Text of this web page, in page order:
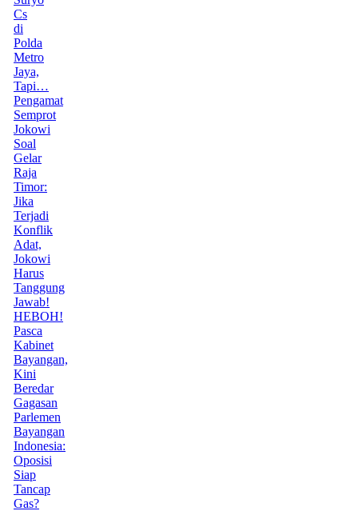
Cs
di
Polda
Metro
Jaya,
Tapi…
Pengamat
Semprot
Jokowi
Soal
Gelar
Raja
Timor:
Jika
Terjadi
Konflik
Adat,
Jokowi
Harus
Tanggung
Jawab!
HEBOH!
Pasca
Kabinet
Bayangan,
Kini
Beredar
Gagasan
Parlemen
Bayangan
Indonesia:
Oposisi
Siap
Tancap
Gas?